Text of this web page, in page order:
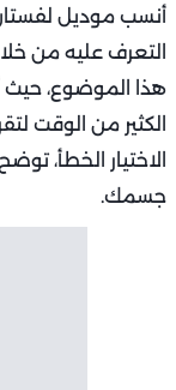
أنسب موديل
التعرف عليه من
هذا الموضوع، حيث
الكثير من الوقت
الاختيار الخطأ،
جسمك.